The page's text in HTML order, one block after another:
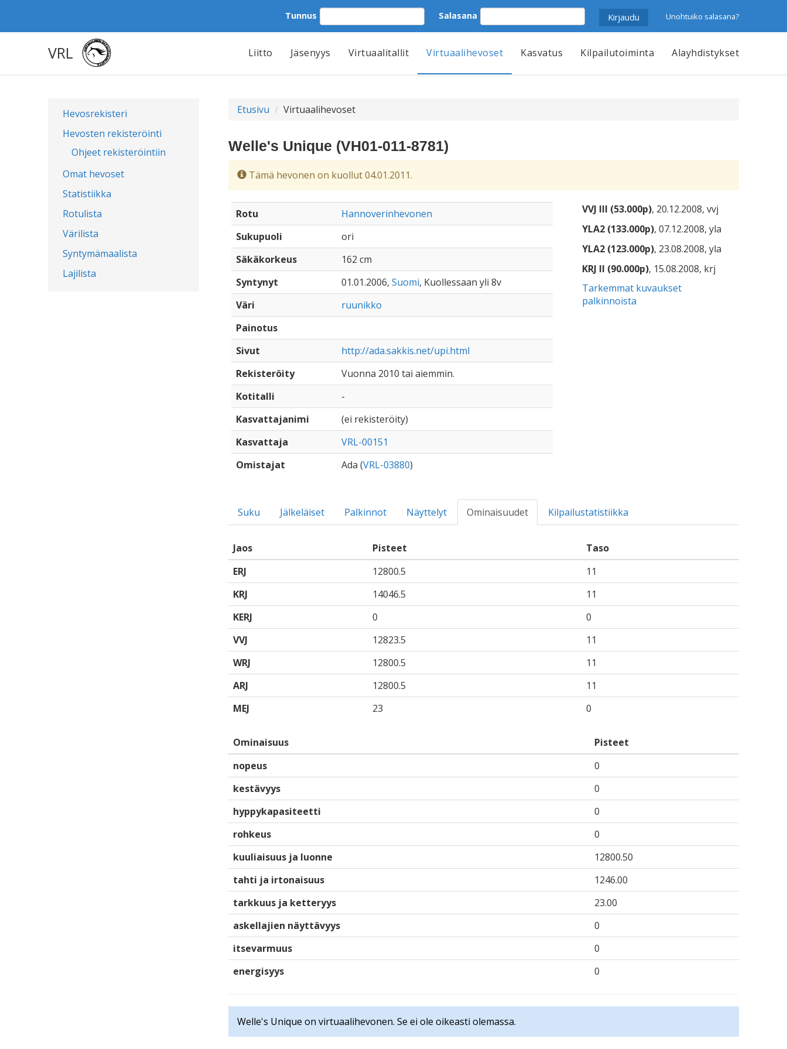
Tunnus Salasana Unohtuiko salasana?
VRL Liitto Jäsenyys Virtuaalitallit Virtuaalihevoset Kasvatus Kilpailutoiminta Alayhdistykset
Hevosrekisteri
Hevosten rekisteröinti
Ohjeet rekisteröintiin
Omat hevoset
Statistiikka
Rotulista
Värilista
Syntymämaalista
Lajilista
Etusivu Virtuaalihevoset
Welle's Unique (VH01-011-8781)
Tämä hevonen on kuollut 04.01.2011.
Rotu
Hannoverinhevonen
Sukupuoli
ori
Säkäkorkeus
162 cm
Syntynyt
01.01.2006, Suomi, Kuollessaan yli 8v
Väri
ruunikko
Painotus
Sivut
http://ada.sakkis.net/upi.html
Rekisteröity
Vuonna 2010 tai aiemmin.
Kotitalli
-
Kasvattajanimi
(ei rekisteröity)
Kasvattaja
VRL-00151
Omistajat
Ada (VRL-03880)
VVJ III (53.000p), 20.12.2008, vvj
YLA2 (133.000p), 07.12.2008, yla
YLA2 (123.000p), 23.08.2008, yla
KRJ II (90.000p), 15.08.2008, krj
Tarkemmat kuvaukset
palkinnoista
Suku Jälkeläiset Palkinnot Näyttelyt Ominaisuudet Kilpailustatistiikka
Jaos Pisteet
Taso
ERJ
12800.5
11
KRJ
14046.5
11
KERJ
0
0
VVJ
12823.5
11
WRJ
12800.5
11
ARJ
12800.5
11
MEJ
23 0
Ominaisuus
Pisteet
nopeus
0
kestävyys
0
hyppykapasiteetti
0
rohkeus
0
kuuliaisuus ja luonne
12800.50
tahti ja irtonaisuus
1246.00
tarkkuus ja ketteryys
23.00
askellajien näyttävyys
0
itsevarmuus
0
energisyys
0
Welle's Unique on virtuaalihevonen. Se ei ole oikeasti olemassa.